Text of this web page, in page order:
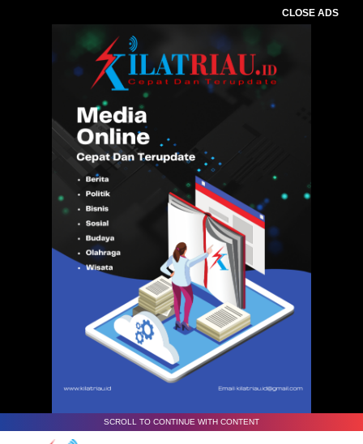
CLOSE ADS
SCROLL TO CONTINUE WITH CONTENT